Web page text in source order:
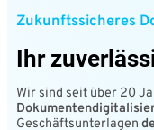
Zukunftssicheres
Ihr
Wir sind seit über 20
Geschäftsunterlagen